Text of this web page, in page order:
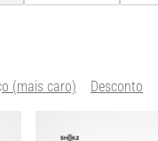
(mais caro) Desconto